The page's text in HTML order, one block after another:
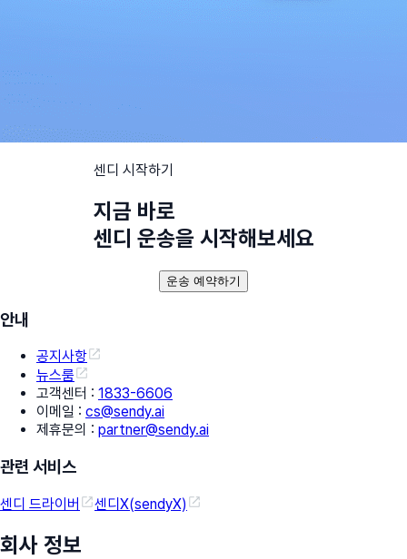
센디 시작하기
지금 바로
센디 운송을 시작해보세요
운송 예약하기
안내
공지사항
뉴스룸
고객센터 : 1833-6606
이메일 : cs@sendy.ai
제휴문의 : partner@sendy.ai
관련 서비스
센디 드라이버 센디X(sendyX)
회사 정보